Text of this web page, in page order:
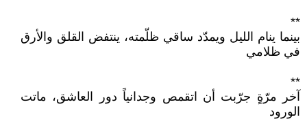
**
بينما ينام الليل ويمدّد ساقي ظلّمته، ينتفض القلق والأرق
في ظلامي
**
آخر مرّةٍ جرّبت أن اتقمص وجدانياً دور العاشق، ماتت
الورود